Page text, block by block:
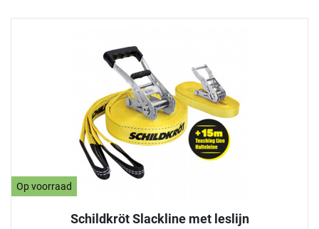
Op voorraad
Schildkröt Slackline met leslijn